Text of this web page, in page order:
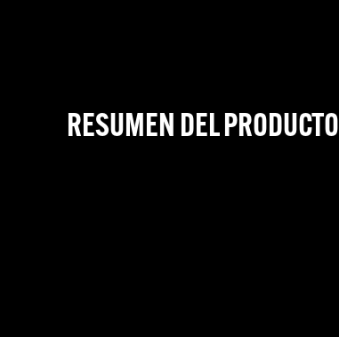
RESUMEN DEL PRODUCTO